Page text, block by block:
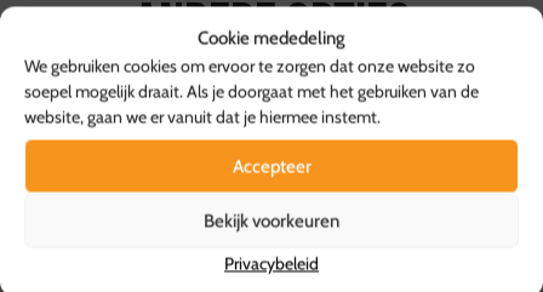
Cookie mededeling
We gebruiken cookies om ervoor te zorgen dat onze website zo
soepel mogelijk draait. Als je doorgaat met het gebruiken van de
website, gaan we er vanuit dat je hiermee instemt.
Accepteer
Bekijk voorkeuren
Privacybeleid
Ophalen kan bij de vestiging in Hattemerbroek, van
maandag tot en met zaterdag tussen 10:00 en 17:00
uur.
Retourvoorwaarden:
Herroepingsrecht geldt niet voor etenswaren.
Voor overige producten geldt een retourtermijn van 14
Voor meer informatie, bezoek onze
Andere opties